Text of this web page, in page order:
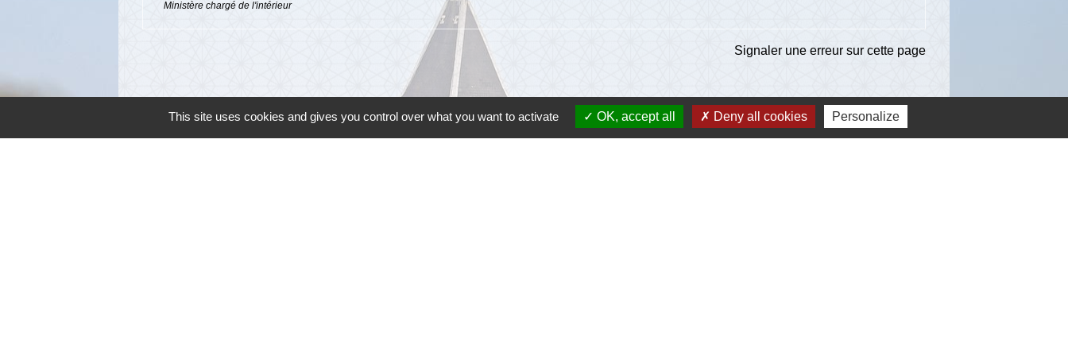
Ministère chargé de l'intérieur
Signaler une erreur sur cette page
This site uses cookies and gives you control over what you want to activate OK, accept all Deny all cookies Personalize